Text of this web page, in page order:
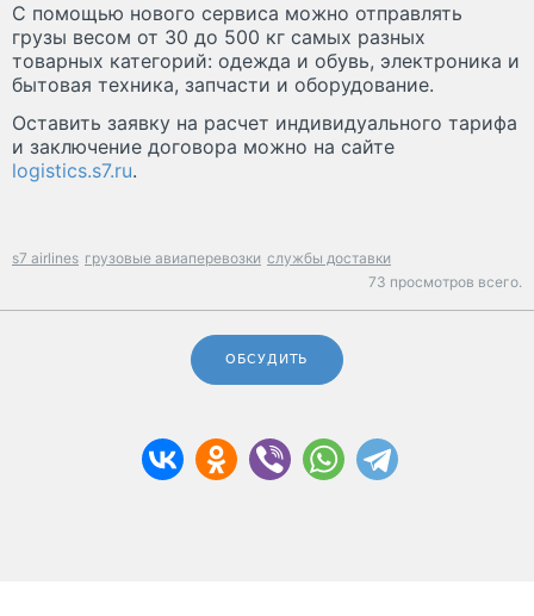
С помощью нового сервиса можно отправлять
грузы весом от 30 до 500 кг самых разных
товарных категорий: одежда и обувь, электроника и
бытовая техника, запчасти и оборудование.
Оставить заявку на расчет индивидуального тарифа
и заключение договора можно на сайте
logistics.s7.ru.
s7 airlines грузовые авиаперевозки службы доставки
73 просмотров всего.
ОБСУДИТЬ